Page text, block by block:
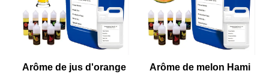
Arôme de jus d'orange Arôme de melon Hami